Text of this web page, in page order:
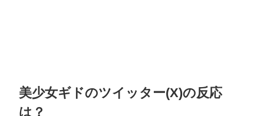
美少女ギドのツイッター(X)の反応
は？